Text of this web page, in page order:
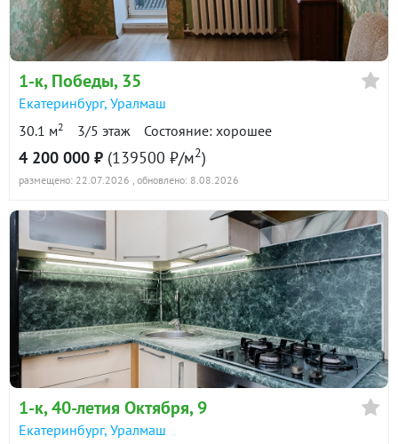
1-к, Победы, 35
Екатеринбург, Уралмаш
30.1 м2 3/5 этаж Состояние: хорошее
4 200 000 ₽ (139500 ₽/м2)
размещено: 22.07.2026 , обновлено: 8.08.2026
1-к, 40-летия Октября, 9
Екатеринбург, Уралмаш